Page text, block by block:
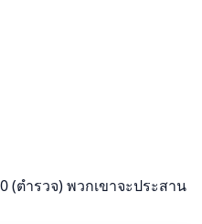
(ตำรวจ) พวกเขาจะประสาน